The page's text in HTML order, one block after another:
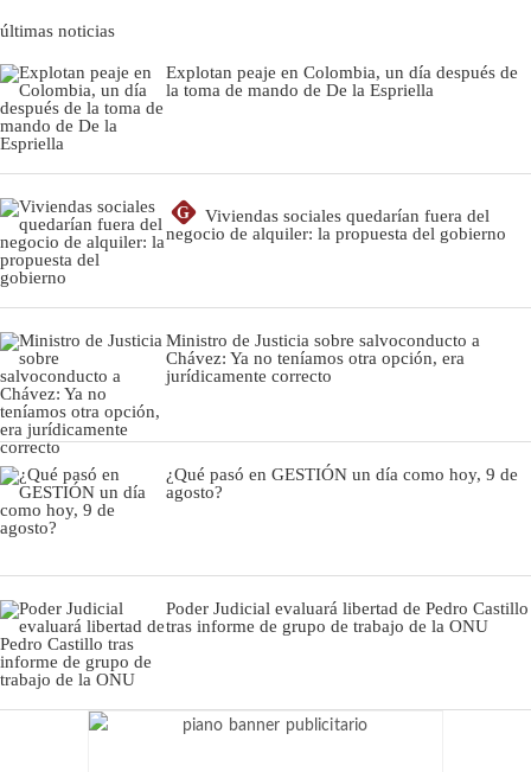
últimas noticias
Explotan peaje en Colombia, un día después de
la toma de mando de De la Espriella
G
Viviendas sociales quedarían fuera del
negocio de alquiler: la propuesta del gobierno
Ministro de Justicia sobre salvoconducto a
Chávez: Ya no teníamos otra opción, era
jurídicamente correcto
¿Qué pasó en GESTIÓN un día como hoy, 9 de
agosto?
Poder Judicial evaluará libertad de Pedro Castillo
tras informe de grupo de trabajo de la ONU